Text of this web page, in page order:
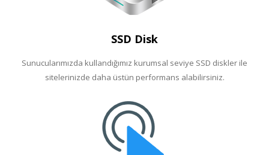
SSD Disk
Sunucularımızda kullandığımız kurumsal seviye SSD diskler ile
sitelerinizde daha üstün performans alabilirsiniz.